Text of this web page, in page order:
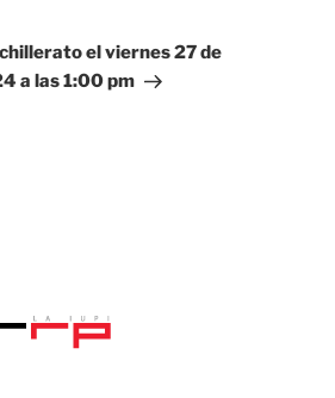
el viernes 27 de
a las 1:00 pm